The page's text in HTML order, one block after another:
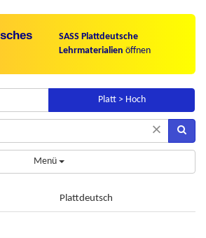
SASS Plattdeutsche
Lehrmaterialien öffnen
Platt > Hoch
×
Menü
Plattdeutsch